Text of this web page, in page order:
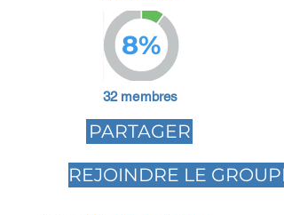
8%
32 membres
PARTAGER
REJOINDRE LE GROUPE